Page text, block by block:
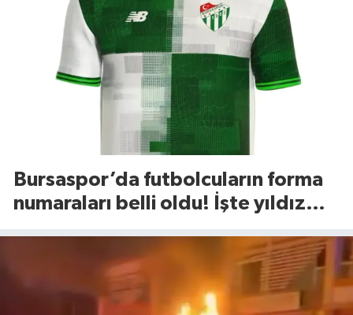
Bursaspor’da futbolcuların forma
numaraları belli oldu! İşte yıldız